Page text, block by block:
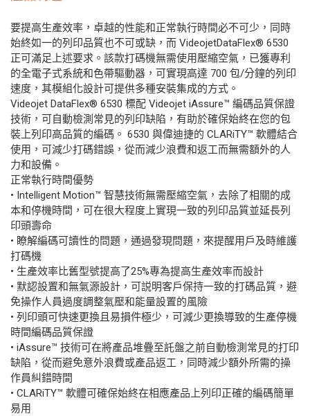
要提高生產效率，卓越的性能和正常執行時間必不可少，同時
始終如一的列印品質也不可或缺，而 VideojetDataFlex® 6530
正可滿足上述要求。該款打碼機無需使用壓縮空氣，已獲專利
的全電子式系統和色帶驅動器，可實現高達 700 包/分鐘的列印
速度，其模組化設計可提供多種安裝集成的方式。
Videojet DataFlex® 6530 標配 Videojet iAssure™ 編碼品質保證
技術，可自動檢測常見的列印缺陷，有助於確保始終在您的包
裝上列印高品質的編碼。 6530 與偉迪捷的 CLARiTY™ 軟體結合
使用，可減少打碼錯誤，從而減少浪費和返工而無需額外的人
力和設備。
正常執行時間優勢
• Intelligent Motion™ 智慧技術無需壓縮空氣，去除了相關的成
本和停機時間，可在很大程度上實現一致的列印品質並延長列
印頭壽命
• 瞭解編碼可讀性的問題，通過發現問題，來提醒用戶及時維護
打碼機
• 生產效率比舊型號提高了25%專為提高生產效率而設計
• 默認設置和無氣源設計，可説明客戶保持一致的打碼品質，避
免操作人員過度調整氣壓和能量設置的風險
• 列印頭可快速更換且易損件極少，可減少更換導致的生產停機
時間編碼品質保證
• iAssure™ 技術可在將產品堆疊至託盤之前自動檢測常見的打印
缺陷，從而避免意外浪費或產品返工，同時減少額外所需的操
作員糾錯時間
• CLARiTY™ 軟體可確保始終在相應產品上列印正確的編碼簡單
易用